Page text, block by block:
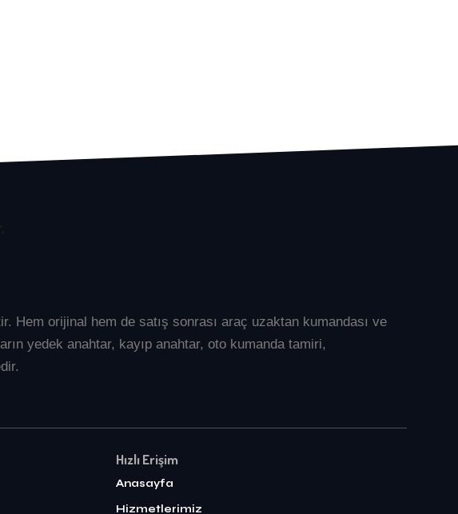
orijinal hem de satış sonrası araç uzaktan kumandası ve
yedek anahtar, kayıp anahtar, oto kumanda tamiri,
Hızlı Erişim
Anasayfa
Hizmetlerimiz